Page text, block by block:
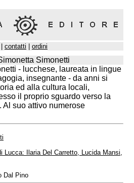
contatti ordini
Simonetti
- lucchese, laureata in lingue
insegnante - da anni si
ed alla cultura locali,
il proprio sguardo verso la
Al suo attivo numerose
Lucca: Ilaria Del Carretto, Lucida Mansi,
Dal Pino